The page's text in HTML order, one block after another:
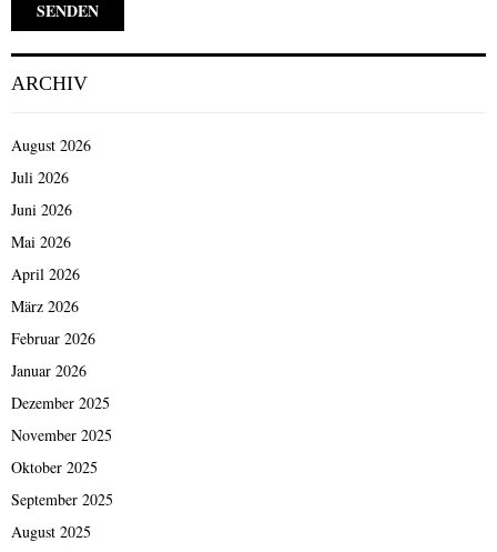
ARCHIV
August 2026
Juli 2026
Juni 2026
Mai 2026
April 2026
März 2026
Februar 2026
Januar 2026
Dezember 2025
November 2025
Oktober 2025
September 2025
August 2025